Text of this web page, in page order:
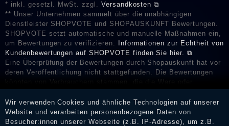
* inkl. gesetzl. MwSt. zzgl. Versandkosten ⧉
** Unser Unternehmen sammelt über die unabhängigen
Dienstleister SHOPVOTE und SHOPAUSKUNFT Bewertungen.
SHOPVOTE setzt automatische und manuelle Maßnahmen ein,
um Bewertungen zu verifizieren.
Informationen zur Echtheit von
Kundenbewertungen auf SHOPVOTE finden Sie hier. ⧉
Eine Überprüfung der Bewertungen durch Shopauskunft hat vor
deren Veröffentlichung nicht stattgefunden. Die Bewertungen
könnten von Verbrauchern stammen, die die Ware oder
Dienstleistungen gar nicht erworben oder genutzt haben. Nach
Erhalt einer Benachrichtigungs-E-Mail können Händler die
Bewertungen verifizieren und über die erfolgte Verifizierung im
Shop informieren.
Wir verwenden Cookies und ähnliche Technologien auf unserer
Website und verarbeiten personenbezogene Daten von
Besucher:innen unserer Webseite (z.B. IP-Adresse), um z.B.